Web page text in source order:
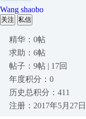
Wang shaobo
关注 私信
精华：0帖
求助：6帖
帖子：9帖 | 17回
年度积分：0
历史总积分：411
注册：2017年5月27日